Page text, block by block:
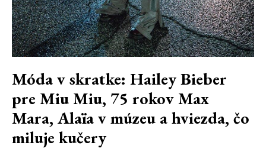
Móda v skratke: Hailey Bieber
pre Miu Miu, 75 rokov Max
Mara, Alaïa v múzeu a hviezda, čo
miluje kučery